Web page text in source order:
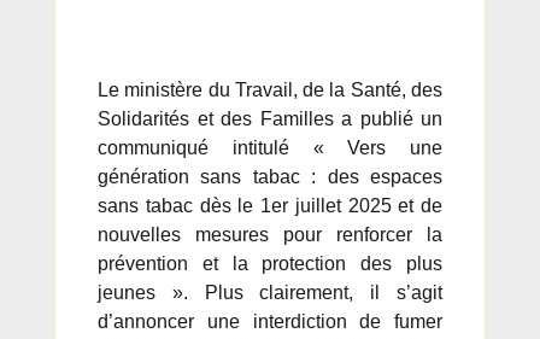
Le ministère du Travail, de la Santé, des
Solidarités et des Familles a publié un
communiqué intitulé « Vers une
génération sans tabac : des espaces
sans tabac dès le 1er juillet 2025 et de
nouvelles mesures pour renforcer la
prévention et la protection des plus
jeunes ». Plus clairement, il s’agit
d’annoncer une interdiction de fumer